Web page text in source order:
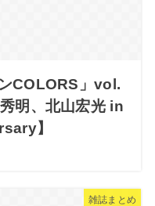
COLORS」vol.
明、北山宏光 in
】
雑誌まとめ